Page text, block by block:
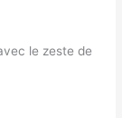
le zeste de